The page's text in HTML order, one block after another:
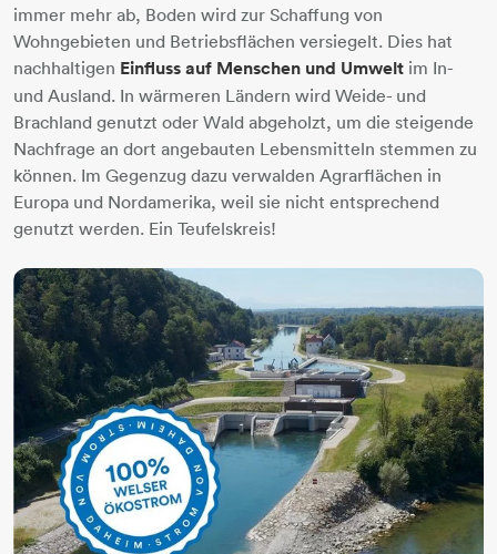
immer mehr ab, Boden wird zur Schaffung von
Wohngebieten und Betriebsflächen versiegelt. Dies hat
nachhaltigen Einfluss auf Menschen und Umwelt im In-
und Ausland. In wärmeren Ländern wird Weide- und
Brachland genutzt oder Wald abgeholzt, um die steigende
Nachfrage an dort angebauten Lebensmitteln stemmen zu
können. Im Gegenzug dazu verwalden Agrarflächen in
Europa und Nordamerika, weil sie nicht entsprechend
genutzt werden. Ein Teufelskreis!